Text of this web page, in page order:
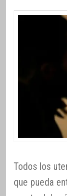
Todos los
que pueda